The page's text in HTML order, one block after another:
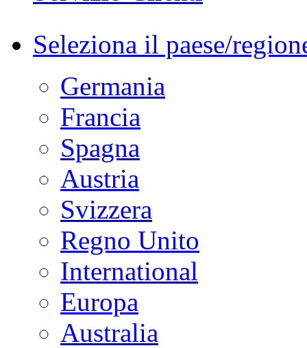
Seleziona il paese/
Germania
Francia
Spagna
Austria
Svizzera
Regno Unito
International
Europa
Australia